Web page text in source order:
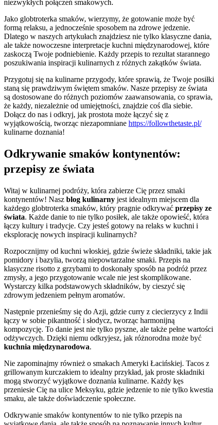
niezwykłych połączeń smakowych.
Jako globtroterka smaków, wierzymy, że gotowanie może być
formą relaksu, a jednocześnie sposobem na zdrowe jedzenie.
Dlatego w naszych artykułach znajdziesz nie tylko klasyczne dania,
ale także nowoczesne interpretacje kuchni międzynarodowej, które
zaskoczą Twoje podniebienie. Każdy przepis to rezultat starannego
poszukiwania inspiracji kulinarnych z różnych zakątków świata.
Przygotuj się na kulinarne przygody, które sprawią, że Twoje posiłki
staną się prawdziwym świętem smaków. Nasze przepisy ze świata
są dostosowane do różnych poziomów zaawansowania, co sprawia,
że każdy, niezależnie od umiejętności, znajdzie coś dla siebie.
Dołącz do nas i odkryj, jak prostota może łączyć się z
wyjątkowością, tworząc niezapomniane https://followthetaste.pl/
kulinarne doznania!
Odkrywanie smaków kontynentów:
przepisy ze świata
Witaj w kulinarnej podróży, która zabierze Cię przez smaki
kontynentów! Nasz blog kulinarny jest idealnym miejscem dla
każdego globtroterka smaków, który pragnie odkrywać przepisy ze
świata. Każde danie to nie tylko posiłek, ale także opowieść, która
łączy kultury i tradycje. Czy jesteś gotowy na relaks w kuchni i
eksplorację nowych inspiracji kulinarnych?
Rozpocznijmy od kuchni włoskiej, gdzie świeże składniki, takie jak
pomidory i bazylia, tworzą niepowtarzalne smaki. Przepis na
klasyczne risotto z grzybami to doskonały sposób na podróż przez
zmysły, a jego przygotowanie wcale nie jest skomplikowane.
Wystarczy kilka podstawowych składników, by cieszyć się
zdrowym jedzeniem pełnym aromatów.
Następnie przenieśmy się do Azji, gdzie curry z ciecierzycy z Indii
łączy w sobie pikantność i słodycz, tworząc harmonijną
kompozycję. To danie jest nie tylko pyszne, ale także pełne wartości
odżywczych. Dzięki niemu odkryjesz, jak różnorodna może być
kuchnia międzynarodowa.
Nie zapominajmy również o smakach Ameryki Łacińskiej. Tacos z
grillowanym kurczakiem to idealny przykład, jak proste składniki
mogą stworzyć wyjątkowe doznania kulinarne. Każdy kęs
przeniesie Cię na ulice Meksyku, gdzie jedzenie to nie tylko kwestia
smaku, ale także doświadczenie społeczne.
Odkrywanie smaków kontynentów to nie tylko przepis na